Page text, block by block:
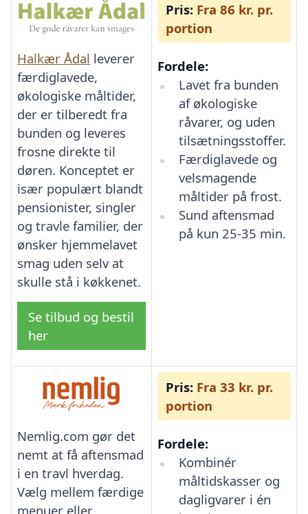
Halkær Ådal leverer
færdiglavede,
økologiske måltider,
der er tilberedt fra
bunden og leveres
frosne direkte til
døren. Konceptet er
især populært blandt
pensionister, singler
og travle familier, der
ønsker hjemmelavet
smag uden selv at
skulle stå i køkkenet.
Se tilbud og bestil
her
Pris: Fra 86 kr. pr.
portion
Fordele:
Lavet fra bunden
af økologiske
råvarer, og uden
tilsætningsstoffer.
Færdiglavede og
velsmagende
måltider på frost.
Sund aftensmad
på kun 25-35 min.
Nemlig.com gør det
nemt at få aftensmad
i en travl hverdag.
Vælg mellem færdige
menuer eller
Pris: Fra 33 kr. pr.
portion
Fordele:
Kombinér
måltidskasser og
dagligvarer i én